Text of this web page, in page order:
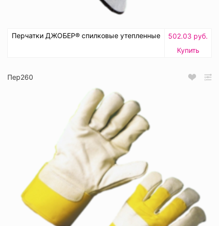
Перчатки ДЖОБЕР® спилковые утепленные
502.03 руб.
Купить
Пер260